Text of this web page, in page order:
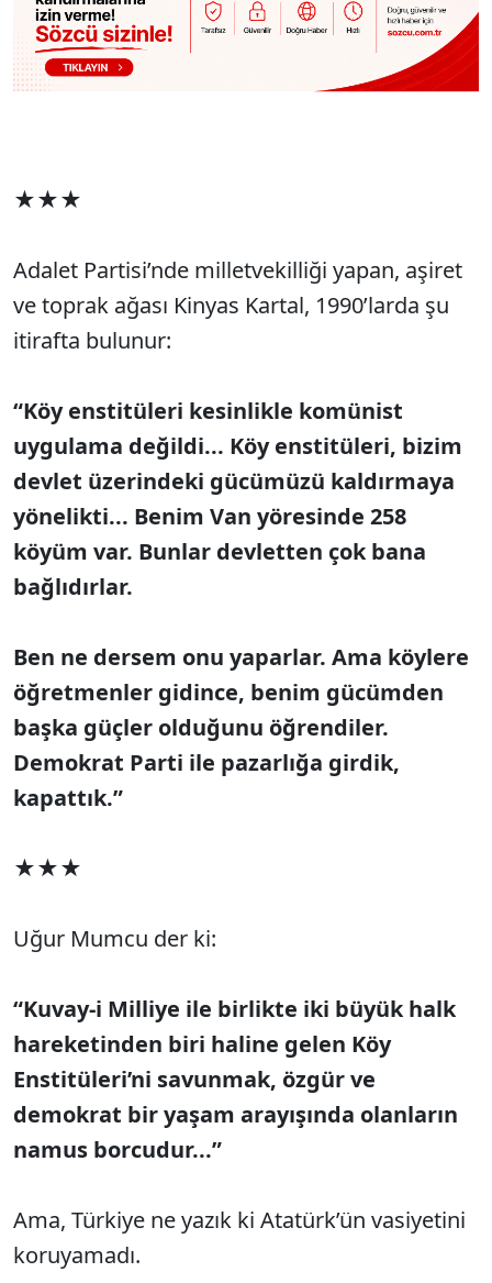
★★★
Adalet Partisi’nde milletvekilliği yapan, aşiret
ve toprak ağası Kinyas Kartal, 1990’larda şu
itirafta bulunur:
“Köy enstitüleri kesinlikle komünist
uygulama değildi... Köy enstitüleri, bizim
devlet üzerindeki gücümüzü kaldırmaya
yönelikti... Benim Van yöresinde 258
köyüm var. Bunlar devletten çok bana
bağlıdırlar.
Ben ne dersem onu yaparlar. Ama köylere
öğretmenler gidince, benim gücümden
başka güçler olduğunu öğrendiler.
Demokrat Parti ile pazarlığa girdik,
kapattık.”
★★★
Uğur Mumcu der ki:
“Kuvay-i Milliye ile birlikte iki büyük halk
hareketinden biri haline gelen Köy
Enstitüleri’ni savunmak, özgür ve
demokrat bir yaşam arayışında olanların
namus borcudur...”
Ama, Türkiye ne yazık ki Atatürk’ün vasiyetini
koruyamadı.